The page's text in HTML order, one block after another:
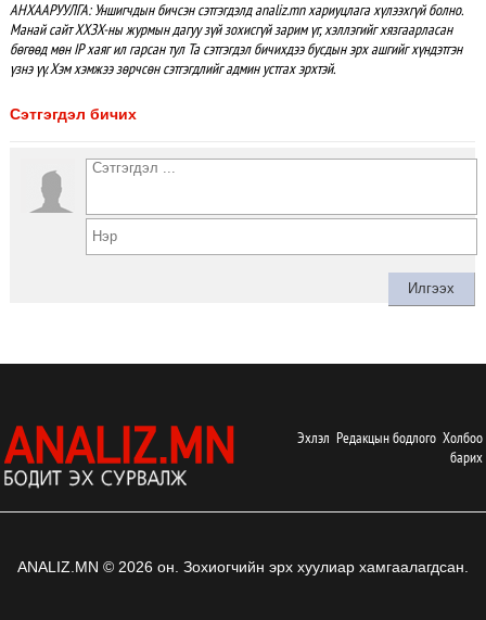
АНХААРУУЛГА: Уншигчдын бичсэн сэтгэгдэлд analiz.mn хариуцлага хүлээхгүй болно.
Манай сайт ХХЗХ-ны журмын дагуу зүй зохисгүй зарим үг, хэллэгийг хязгаарласан
бөгөөд мөн IP хаяг ил гарсан тул Та сэтгэгдэл бичихдээ бусдын эрх ашгийг хүндэтгэн
үзнэ үү. Хэм хэмжээ зөрчсөн сэтгэгдлийг админ устгах эрхтэй.
Сэтгэгдэл бичих
Эхлэл Редакцын бодлого Холбоо
барих
ANALIZ.MN © 2026 он. Зохиогчийн эрх хуулиар хамгаалагдсан.